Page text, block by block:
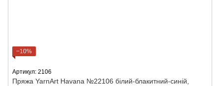
−10%
Артикул: 2106
Пряжа YarnArt Havana №22106 білий-блакитний-синій,